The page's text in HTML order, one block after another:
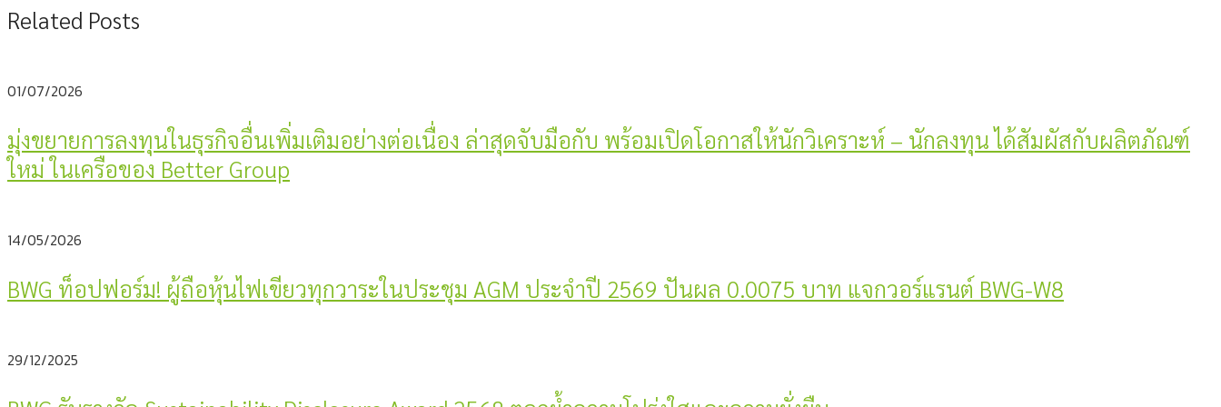
Related Posts
01/07/2026
มุ่งขยายการลงทุนในธุรกิจอื่นเพิ่มเติมอย่างต่อเนื่อง ล่าสุดจับมือกับ พร้อมเปิดโอกาสให้นักวิเคราะห์ – นักลงทุน ได้สัมผัสกับผลิตภัณฑ์
ใหม่ ในเครือของ Better Group
14/05/2026
BWG ท็อปฟอร์ม! ผู้ถือหุ้นไฟเขียวทุกวาระในประชุม AGM ประจำปี 2569 ปันผล 0.0075 บาท แจกวอร์แรนต์ BWG-W8
29/12/2025